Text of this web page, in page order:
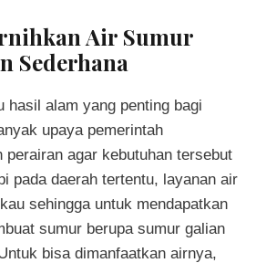
Air Sumur
Sederhana
hasil alam yang penting bagi
upaya pemerintah
perairan agar kebutuhan tersebut
pada daerah tertentu, layanan air
sehingga untuk mendapatkan
sumur berupa sumur galian
bisa dimanfaatkan airnya,